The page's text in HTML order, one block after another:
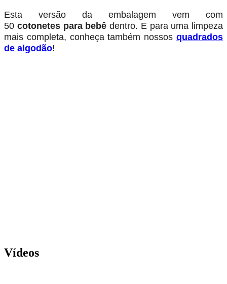
Esta versão da embalagem vem com
50 cotonetes para bebê dentro. E para uma limpeza
mais completa, conheça também nossos quadrados
de algodão!
Vídeos